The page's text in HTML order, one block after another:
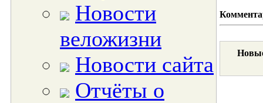
Новости
веложизни
Новости сайта
Отчёты о